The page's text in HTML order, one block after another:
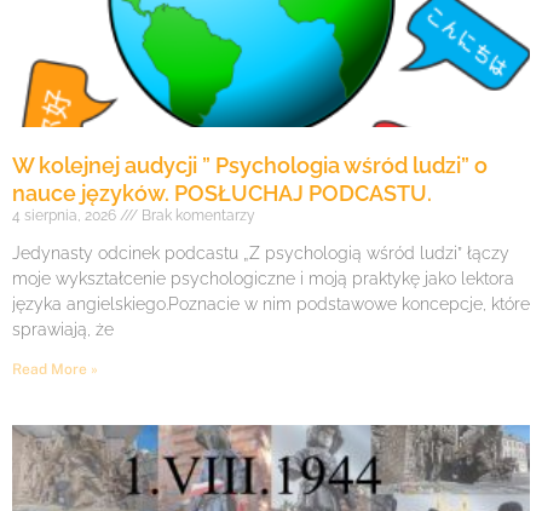
W kolejnej audycji ” Psychologia wśród ludzi” o
nauce języków. POSŁUCHAJ PODCASTU.
4 sierpnia, 2026 Brak komentarzy
Jedynasty odcinek podcastu „Z psychologią wśród ludzi” łączy
moje wykształcenie psychologiczne i moją praktykę jako lektora
języka angielskiego.Poznacie w nim podstawowe koncepcje, które
sprawiają, że
Read More »